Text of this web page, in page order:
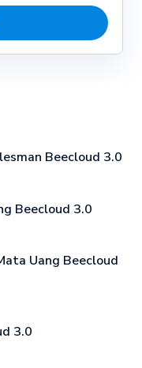
Beecloud 3.0
Beecloud 3.0
Uang Beecloud
3.0